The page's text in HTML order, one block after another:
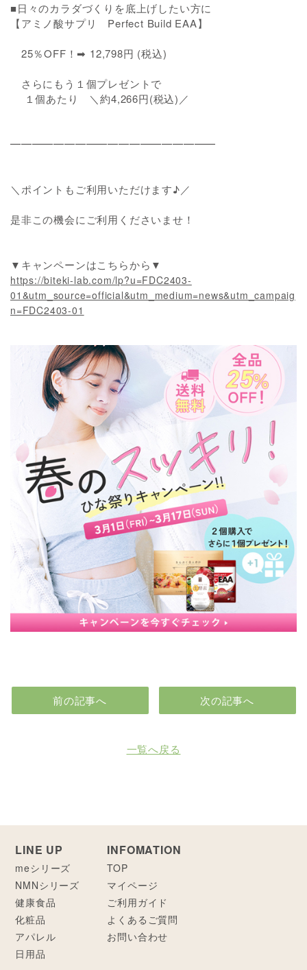
■日々のカラダづくりを底上げしたい方に
【アミノ酸サプリ Perfect Build EAA】
25％OFF！➡ 12,798円 (税込)
さらにもう１個プレゼントで
１個あたり ＼約4,266円(税込)／
━━━━━━━━━━━━━━━━━━━
＼ポイントもご利用いただけます♪／
是非この機会にご利用くださいませ！
▼キャンペーンはこちらから▼
https://biteki-lab.com/lp?u=FDC2403-
01&utm_source=official&utm_medium=news&utm_campaig
n=FDC2403-01
前の記事へ
一覧へ戻る
次の記事へ
LINE UP
meシリーズ
NMNシリーズ
健康食品
化粧品
アパレル
日用品
INFOMATION
TOP
マイページ
ご利用ガイド
よくあるご質問
お問い合わせ